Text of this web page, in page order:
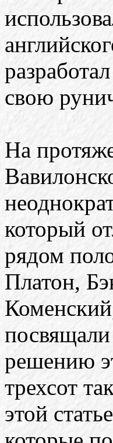
свою
На
который
рядом
Платон,
решению
трехсот
этой